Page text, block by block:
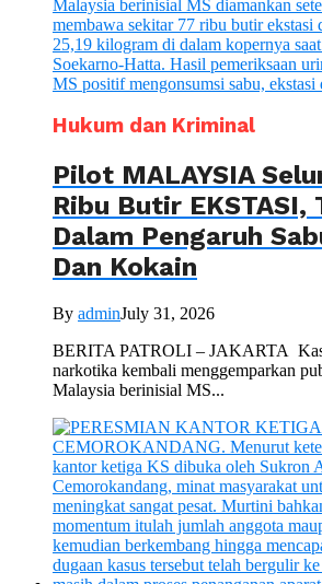
Hukum dan Kriminal
Pilot MALAYSIA
Ribu Butir EKSTASI,
Dalam Pengaruh
Dan Kokain
By adminJuly 31, 2026
BERITA PATROLI – JAKARTA
narkotika kembali menggemparkan
Malaysia berinisial MS...